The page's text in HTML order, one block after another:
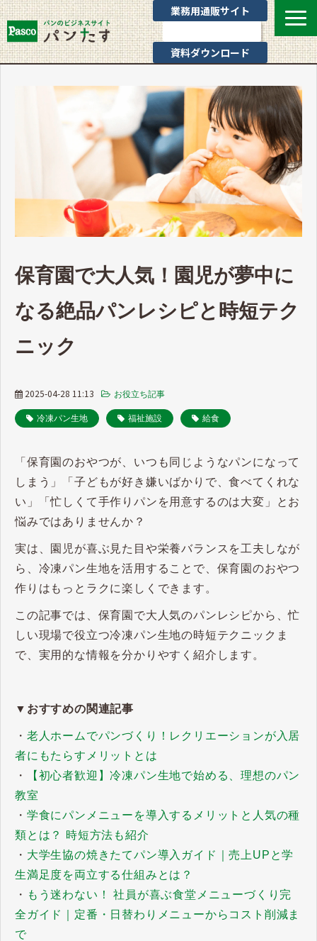
業務用通販サイト
資料ダウンロード
業態別提案
カテゴリ一覧
お役立ちブログ
Pascoのサポート
通販サイトのご案内
よくあるご質問
保育園で大人気！園児が夢中に
なる絶品パンレシピと時短テク
ニック
2025-04-28 11:13 お役立ち記事
冷凍パン生地 福祉施設 給食
「保育園のおやつが、いつも同じようなパンになって
しまう」「子どもが好き嫌いばかりで、食べてくれな
い」「忙しくて手作りパンを用意するのは大変」とお
悩みではありませんか？
実は、園児が喜ぶ見た目や栄養バランスを工夫しなが
ら、冷凍パン生地を活用することで、保育園のおやつ
作りはもっとラクに楽しくできます。
この記事では、保育園で大人気のパンレシピから、忙
しい現場で役立つ冷凍パン生地の時短テクニックま
で、実用的な情報を分かりやすく紹介します。
▼おすすめの関連記事
・ 老人ホームでパンづくり！レクリエーションが入居
者にもたらすメリットとは
・
【初心者歓迎】冷凍パン生地で始める、理想のパン
教室
・ 学食にパンメニューを導入するメリットと人気の種
類とは？ 時短方法も紹介
・ 大学生協の焼きたてパン導入ガイド｜売上UPと学
生満足度を両立する仕組みとは？
・ もう迷わない！ 社員が喜ぶ食堂メニューづくり完
全ガイド｜定番・日替わりメニューからコスト削減ま
で